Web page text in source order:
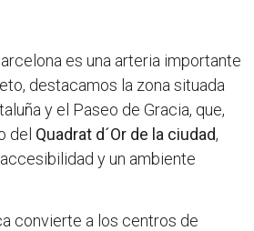
es una arteria importante
destacamos la zona situada
y el Paseo de Gracia, que,
del Quadrat d´Or de la ciudad,
y un ambiente
convierte a los centros de